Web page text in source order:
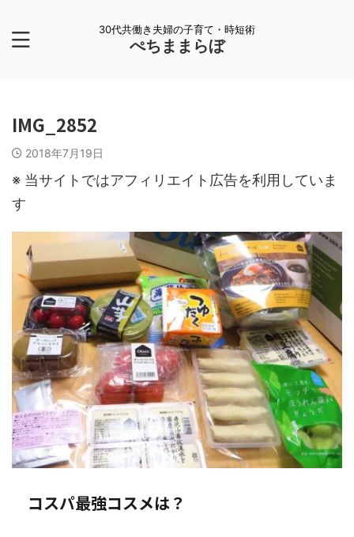
30代共働き夫婦の子育て・時短術
ぺちままらぼ
IMG_2852
2018年7月19日
※ 当サイトではアフィリエイト広告を利用していま
す
コスパ最強コスメは？